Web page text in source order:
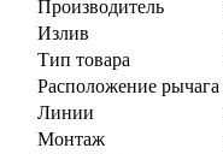
Производитель
Излив
Тип товара
Расположение рычага
Линии
Монтаж